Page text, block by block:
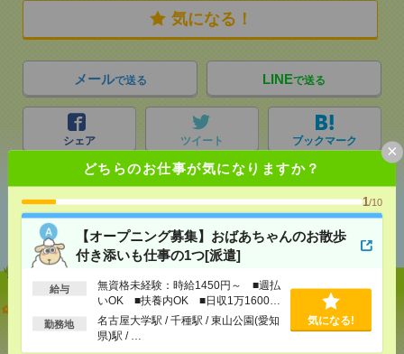
どちらのお仕事が気になりますか？
1/10
【オープニング募集】おばあちゃんのお散歩
付き添いも仕事の1つ[派遣]
給与
無資格未経験：時給1450円～ ■週払
いOK ■扶養内OK ■日収1万1600円
以上
勤務地
名古屋大学駅 / 千種駅 / 東山公園(愛知
県)駅 / …
気になる!
×
気になる！
メールで送る LINEで送る
シェア ツイート ブックマーク
あなたの閲覧履歴からの
おすすめ
【オープニング募集】おばあちゃんのお散歩付き添
いも仕事の1つ[派遣]